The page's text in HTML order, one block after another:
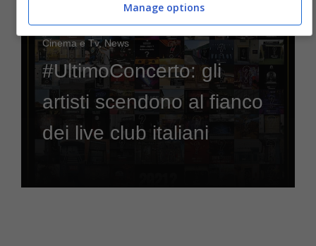
Cinema e Tv,News
#UltimoConcerto: gli
artisti scendono al fianco
dei live club italiani
Manage options